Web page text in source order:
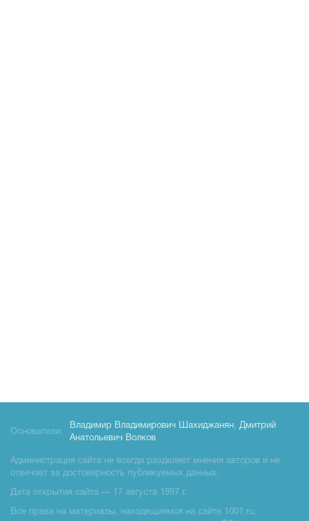
Основатели:
Владимир Владимирович Шахиджанян, Дмитрий
Анатольевич Волков
Администрация сайта не всегда разделяет мнения авторов и не
отвечает за достоверность публикуемых данных.
Дата открытия сайта — 17 августа 1997 г.
Все права на материалы, находящиемся на сайте 1001.ru,